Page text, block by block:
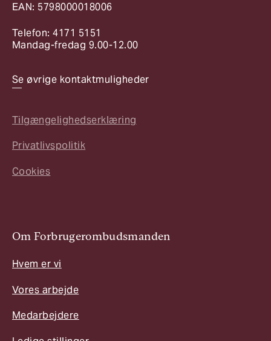
EAN: 5798000018006
Telefon: 4171 5151
Mandag-fredag 9.00-12.00
Se øvrige kontaktmuligheder
Tilgængelighedserklæring
Privatlivspolitik
Cookies
Om Forbrugerombudsmanden
Hvem er vi
Vores arbejde
Medarbejdere